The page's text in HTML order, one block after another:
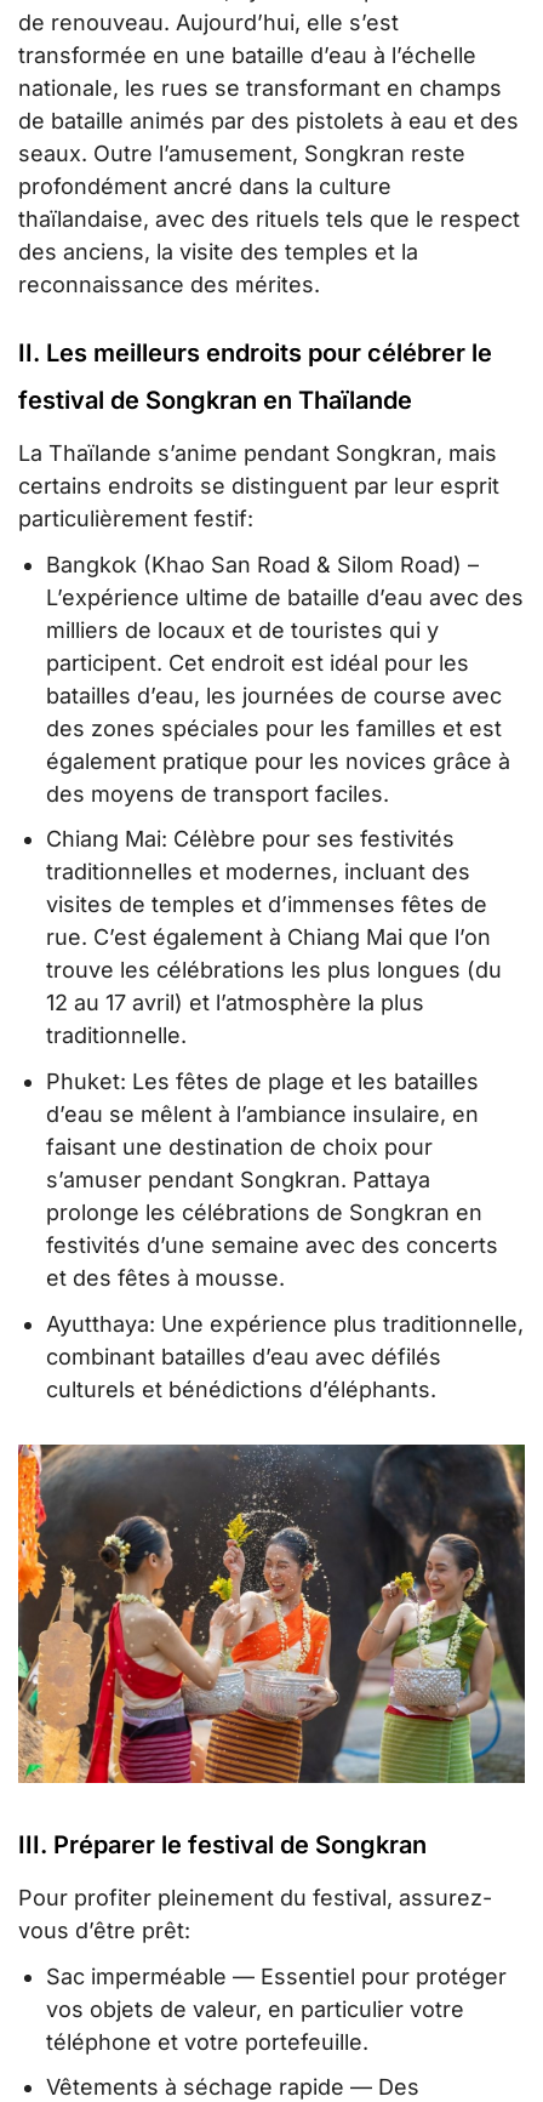
de renouveau. Aujourd’hui, elle s’est
transformée en une bataille d’eau à l’échelle
nationale, les rues se transformant en champs
de bataille animés par des pistolets à eau et des
seaux. Outre l’amusement, Songkran reste
profondément ancré dans la culture
thaïlandaise, avec des rituels tels que le respect
des anciens, la visite des temples et la
reconnaissance des mérites.
II. Les meilleurs endroits pour célébrer le
festival de Songkran en Thaïlande
La Thaïlande s’anime pendant Songkran, mais
certains endroits se distinguent par leur esprit
particulièrement festif:
Bangkok (Khao San Road & Silom Road) –
L’expérience ultime de bataille d’eau avec des
milliers de locaux et de touristes qui y
participent. Cet endroit est idéal pour les
batailles d’eau, les journées de course avec
des zones spéciales pour les familles et est
également pratique pour les novices grâce à
des moyens de transport faciles.
Chiang Mai: Célèbre pour ses festivités
traditionnelles et modernes, incluant des
visites de temples et d’immenses fêtes de
rue. C’est également à Chiang Mai que l’on
trouve les célébrations les plus longues (du
12 au 17 avril) et l’atmosphère la plus
traditionnelle.
Phuket: Les fêtes de plage et les batailles
d’eau se mêlent à l’ambiance insulaire, en
faisant une destination de choix pour
s’amuser pendant Songkran. Pattaya
prolonge les célébrations de Songkran en
festivités d’une semaine avec des concerts
et des fêtes à mousse.
Ayutthaya: Une expérience plus traditionnelle,
combinant batailles d’eau avec défilés
culturels et bénédictions d’éléphants.
III. Préparer le festival de Songkran
Pour profiter pleinement du festival, assurez-
vous d’être prêt:
Sac imperméable — Essentiel pour protéger
vos objets de valeur, en particulier votre
téléphone et votre portefeuille.
Vêtements à séchage rapide — Des